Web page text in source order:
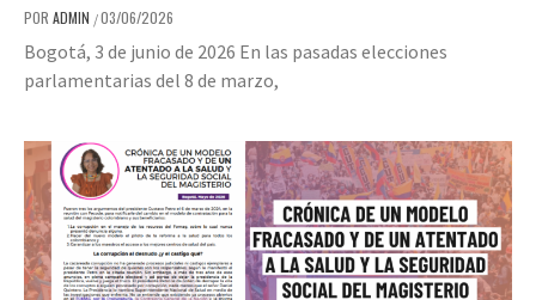
POR ADMIN /03/06/2026
Bogotá, 3 de junio de 2026 En las pasadas elecciones
parlamentarias del 8 de marzo,